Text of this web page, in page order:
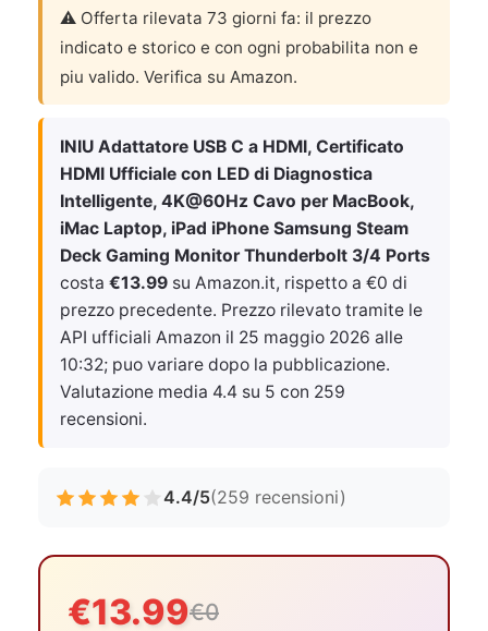
⚠️ Offerta rilevata 73 giorni fa: il prezzo
indicato e storico e con ogni probabilita non e
piu valido. Verifica su Amazon.
INIU Adattatore USB C a HDMI, Certificato
HDMI Ufficiale con LED di Diagnostica
Intelligente, 4K@60Hz Cavo per MacBook,
iMac Laptop, iPad iPhone Samsung Steam
Deck Gaming Monitor Thunderbolt 3/4 Ports
costa €13.99 su Amazon.it, rispetto a €0 di
prezzo precedente. Prezzo rilevato tramite le
API ufficiali Amazon il 25 maggio 2026 alle
10:32; puo variare dopo la pubblicazione.
Valutazione media 4.4 su 5 con 259
recensioni.
4.4/5(259 recensioni)
€13.99€0